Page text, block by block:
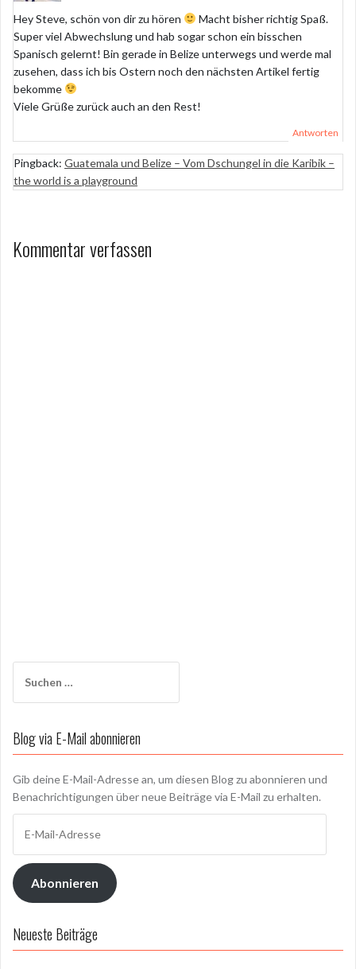
Hey Steve, schön von dir zu hören
Macht bisher richtig Spaß.
Super viel Abwechslung und hab sogar schon ein bisschen
Spanisch gelernt! Bin gerade in Belize unterwegs und werde mal
zusehen, dass ich bis Ostern noch den nächsten Artikel fertig
bekomme
Viele Grüße zurück auch an den Rest!
Antworten
Pingback: Guatemala und Belize – Vom Dschungel in die Karibik –
the world is a playground
Kommentar verfassen
nach:
Blog via E-Mail abonnieren
Gib deine E-Mail-Adresse an, um diesen Blog zu abonnieren und
Benachrichtigungen über neue Beiträge via E-Mail zu erhalten.
Mail-
Adresse
Abonnieren
Neueste Beiträge